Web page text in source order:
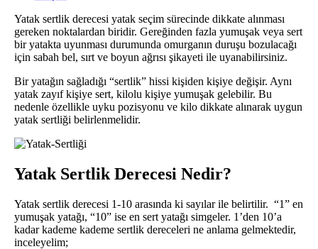
Yatak sertlik derecesi yatak seçim sürecinde dikkate alınması
gereken noktalardan biridir. Gereğinden fazla yumuşak veya sert
bir yatakta uyunması durumunda omurganın duruşu bozulacağı
için sabah bel, sırt ve boyun ağrısı şikayeti ile uyanabilirsiniz.
Bir yatağın sağladığı “sertlik” hissi kişiden kişiye değişir. Aynı
yatak zayıf kişiye sert, kilolu kişiye yumuşak gelebilir. Bu
nedenle özellikle uyku pozisyonu ve kilo dikkate alınarak uygun
yatak sertliği belirlenmelidir.
Yatak Sertlik Derecesi Nedir?
Yatak sertlik derecesi 1-10 arasında ki sayılar ile belirtilir. “1” en
yumuşak yatağı, “10” ise en sert yatağı simgeler. 1’den 10’a
kadar kademe kademe sertlik dereceleri ne anlama gelmektedir,
inceleyelim;